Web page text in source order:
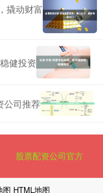
撬动财富
健投资
公司推荐
股票配资公司官方
图 HTML地图